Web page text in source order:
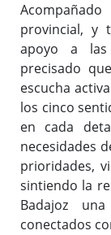
provincial, y
apoyo a las
precisado
escucha
los cinco
en cada
necesidades
prioridades,
sintiendo la
Badajoz
conectados